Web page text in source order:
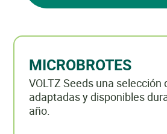
MICROBROTES
VOLTZ Seeds una selección
adaptadas y disponibles
año.